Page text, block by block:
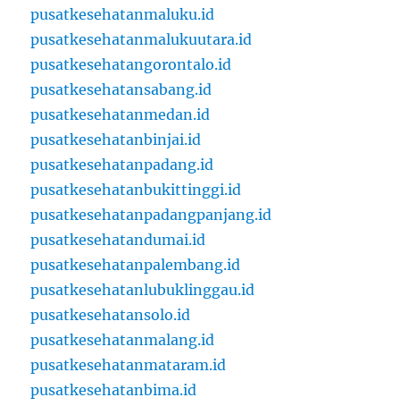
pusatkesehatanmaluku.id
pusatkesehatanmalukuutara.id
pusatkesehatangorontalo.id
pusatkesehatansabang.id
pusatkesehatanmedan.id
pusatkesehatanbinjai.id
pusatkesehatanpadang.id
pusatkesehatanbukittinggi.id
pusatkesehatanpadangpanjang.id
pusatkesehatandumai.id
pusatkesehatanpalembang.id
pusatkesehatanlubuklinggau.id
pusatkesehatansolo.id
pusatkesehatanmalang.id
pusatkesehatanmataram.id
pusatkesehatanbima.id